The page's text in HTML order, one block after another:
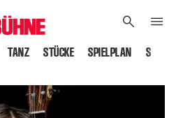
TANZ STÜCKE SPIELPLAN